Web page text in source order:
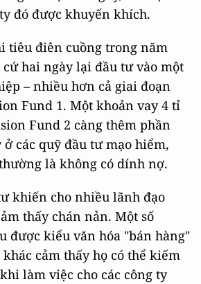
đó được khuyến khích.
tiêu điên cuồng trong năm
hai ngày lại đầu tư vào một
– nhiều hơn cả giai đoạn
Fund 1. Một khoản vay 4 tỉ
Fund 2 càng thêm phần
các quỹ đầu tư mạo hiểm,
là không có dính nợ.
khiến cho nhiều lãnh đạo
thấy chán nản. Một số
được kiểu văn hóa "bán hàng"
cảm thấy họ có thể kiếm
làm việc cho các công ty